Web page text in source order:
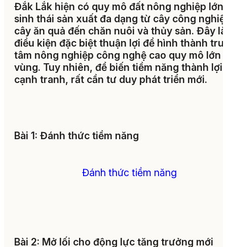
Đắk Lắk hiện có quy mô đất nông nghiệp
sinh thái sản xuất đa dạng từ cây công
cây ăn quả đến chăn nuôi và thủy sản. Đây là
điều kiện đặc biệt thuận lợi để hình thành
tâm nông nghiệp công nghệ cao quy mô lớn
vùng. Tuy nhiên, để biến tiềm năng thành lợi
cạnh tranh, rất cần tư duy phát triển mới.
Bài 1: Đánh thức tiềm năng
Đánh thức tiềm năng
Bài 2: Mở lối cho động lực tăng trưởng mới